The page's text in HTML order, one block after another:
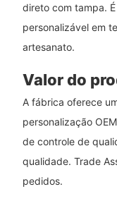
direto com tampa.
personalizável em
artesanato.
Valor do
A fábrica oferece
personalização
de controle de
qualidade. Trade
pedidos.